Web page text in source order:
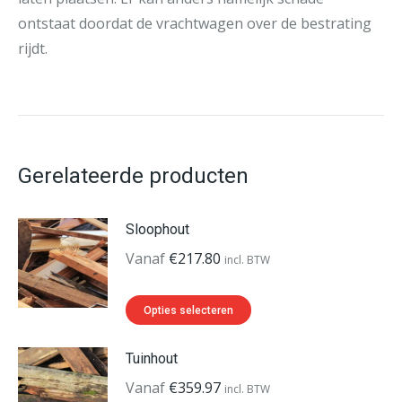
ontstaat doordat de vrachtwagen over de bestrating
rijdt.
Gerelateerde producten
Sloophout
Vanaf €217.80 incl. BTW
Opties selecteren
Dit
meerdere
Tuinhout
Vanaf €359.97 incl. BTW